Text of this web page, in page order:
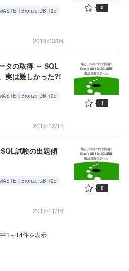
Bronze DB 12c
2016/03/04
0
タの取得 ～ SQL
実は難しかった?!
Bronze DB 12c
2015/12/15
1
試験の出題傾
Bronze DB 12c
2015/11/16
0
1～14件を表示